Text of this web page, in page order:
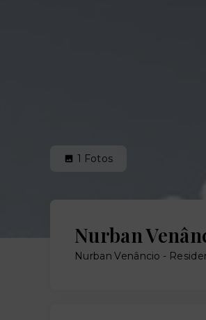
1 Fotos
Nurban
Nurban Venâncio -